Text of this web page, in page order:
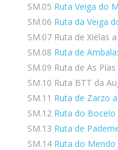
SM.05 Ruta Veiga do
SM.06 Ruta da Veiga
SM.07 Ruta de Xielas
SM.08 Ruta de
SM.09 Ruta de As
SM.10 Ruta BTT da
SM.11 Ruta de Zarzo
SM.12 Ruta do Bocelo
SM.13 Ruta de
SM.14 Ruta do Mendo